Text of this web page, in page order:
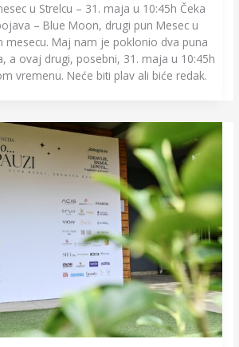
u Strelcu – 31. maja u 10:45h Čeka
– Blue Moon, drugi pun Mesec u
mesecu. Maj nam je poklonio dva puna
a ovaj drugi, posebni, 31. maja u 10:45h
vremenu. Neće biti plav ali biće redak.